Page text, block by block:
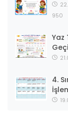
950
Yaz
4.